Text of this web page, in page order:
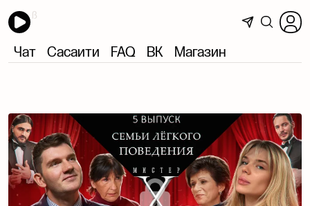
Чат Сасаити FAQ ВК Магазин